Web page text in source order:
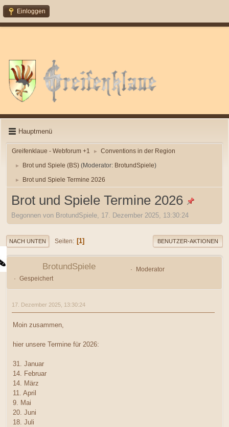
Einloggen
Hauptmenü
Greifenklaue - Webforum +1 ► Conventions in der Region
► Brot und Spiele (BS) (Moderator: BrotundSpiele)
► Brot und Spiele Termine 2026
Brot und Spiele Termine 2026
Begonnen von BrotundSpiele, 17. Dezember 2025, 13:30:24
NACH UNTEN Seiten 1 BENUTZER-AKTIONEN
BrotundSpiele
Moderator
Gespeichert
17. Dezember 2025, 13:30:24
Moin zusammen,
hier unsere Termine für 2026:
31. Januar
14. Februar
14. März
11. April
9. Mai
20. Juni
18. Juli